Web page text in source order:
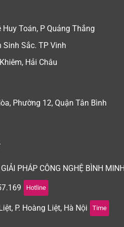
Huy Toán, P Quảng Thắng
Sinh Sắc. TP Vinh
Hải Châu
Phường 12, Quận Tân Bình
PHÁP CÔNG NGHỆ BÌNH
Hotline
P. Hoàng Liệt, Hà Nội Time